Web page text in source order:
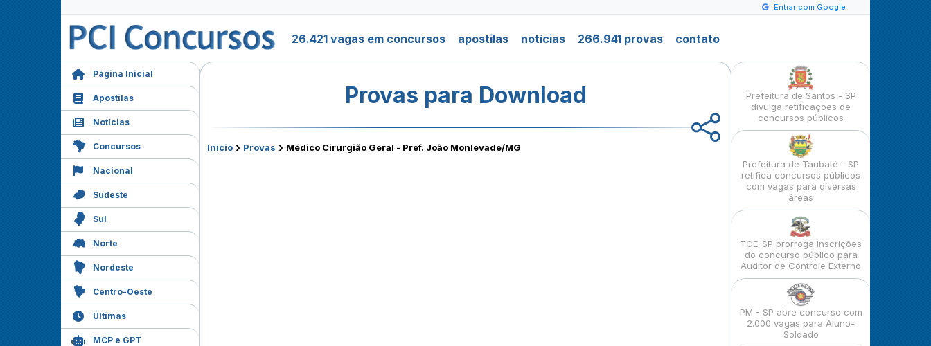
Entrar com Google
26.421 vagas em concursos apostilas notícias 266.941 provas contato
Página Inicial
Apostilas
Notícias
Concursos
Nacional
Sudeste
Sul
Norte
Nordeste
Centro-Oeste
Últimas
MCP e GPT
Provas para Download
Início › Provas › Médico Cirurgião Geral - Pref. João Monlevade/MG
Prefeitura de Santos - SP
divulga retificações de
concursos públicos
Prefeitura de Taubaté - SP
retifica concursos públicos
com vagas para diversas
áreas
TCE-SP prorroga inscrições
do concurso público para
Auditor de Controle Externo
PM - SP abre concurso com
2.000 vagas para Aluno-
Soldado